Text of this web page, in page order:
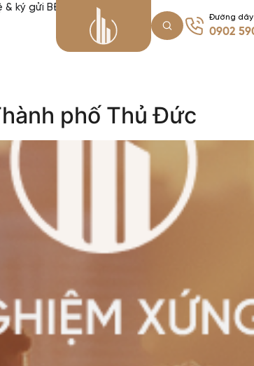
& ký gửi BĐS
Đường dây
0902
phố Thủ Đức